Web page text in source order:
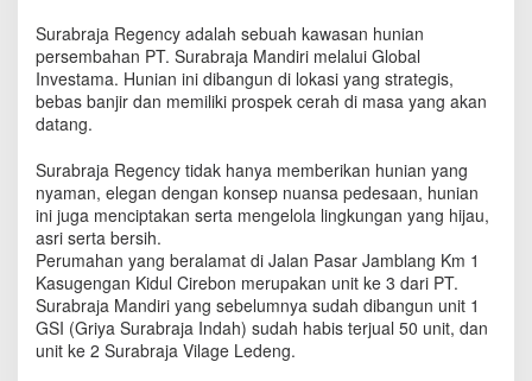
w
a
r
k
a
u
n
i
n
A
s
r
i
Surabraja Regency adalah sebuah kawasan hunian
persembahan PT. Surabraja Mandiri melalui Global
Investama. Hunian ini dibangun di lokasi yang strategis,
bebas banjir dan memiliki prospek cerah di masa yang akan
datang.
Surabraja Regency tidak hanya memberikan hunian yang
nyaman, elegan dengan konsep nuansa pedesaan, hunian
ini juga menciptakan serta mengelola lingkungan yang hijau,
asri serta bersih.
Perumahan yang beralamat di Jalan Pasar Jamblang Km 1
Kasugengan Kidul Cirebon merupakan unit ke 3 dari PT.
Surabraja Mandiri yang sebelumnya sudah dibangun unit 1
GSI (Griya Surabraja Indah) sudah habis terjual 50 unit, dan
unit ke 2 Surabraja Vilage Ledeng.